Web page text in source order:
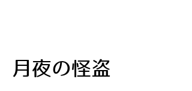
月夜の怪盗